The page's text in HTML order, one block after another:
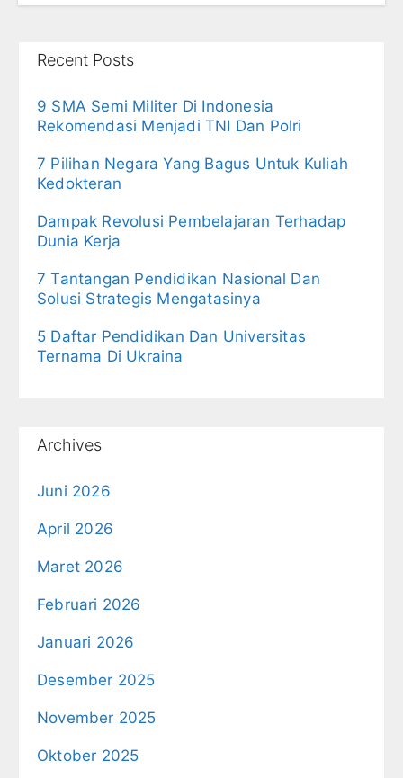
Recent Posts
9 SMA Semi Militer Di Indonesia
Rekomendasi Menjadi TNI Dan Polri
7 Pilihan Negara Yang Bagus Untuk Kuliah
Kedokteran
Dampak Revolusi Pembelajaran Terhadap
Dunia Kerja
7 Tantangan Pendidikan Nasional Dan
Solusi Strategis Mengatasinya
5 Daftar Pendidikan Dan Universitas
Ternama Di Ukraina
Archives
Juni 2026
April 2026
Maret 2026
Februari 2026
Januari 2026
Desember 2025
November 2025
Oktober 2025